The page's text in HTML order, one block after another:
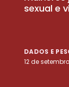
sexual e
DADOS E
12 de